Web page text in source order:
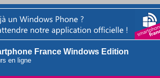
France Windows Edition
en ligne